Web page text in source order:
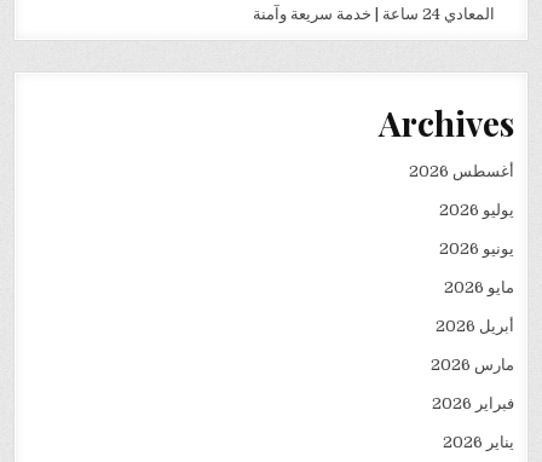
المعادي 24 ساعة | خدمة سريعة وآمنة
Archives
أغسطس 2026
يوليو 2026
يونيو 2026
مايو 2026
أبريل 2026
مارس 2026
فبراير 2026
يناير 2026